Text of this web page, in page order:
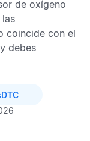
de oxígeno
coincide con el
debes